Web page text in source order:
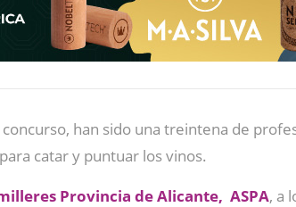
han sido una treintena de
catar y puntuar los vinos.
Provincia de Alicante, ASPA, a